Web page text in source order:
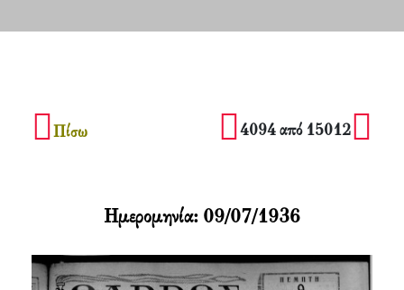
Πίσω 4094 από 15012
Ημερομηνία: 09/07/1936